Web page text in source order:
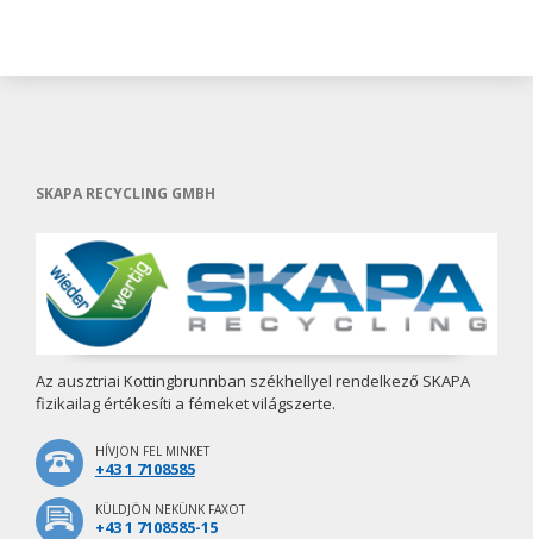
SKAPA RECYCLING GMBH
Az ausztriai Kottingbrunnban székhellyel rendelkező SKAPA
fizikailag értékesíti a fémeket világszerte.
HÍVJON FEL MINKET
+43 1 7108585
KÜLDJÖN NEKÜNK FAXOT
+43 1 7108585-15